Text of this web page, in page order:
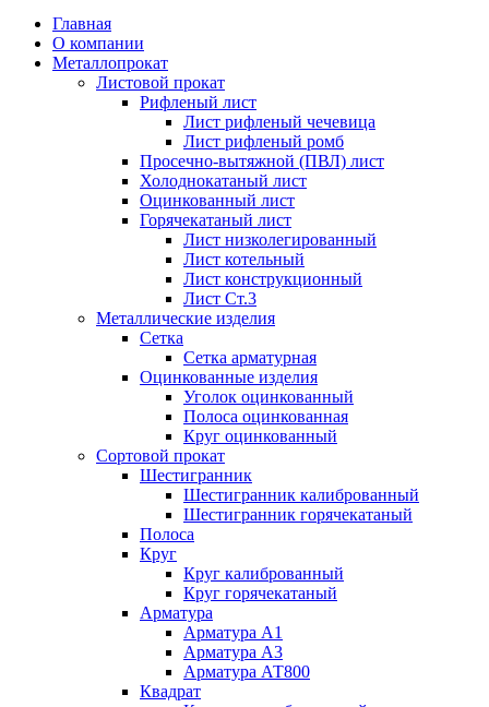
Главная
О компании
Металлопрокат
Листовой прокат
Рифленый лист
Лист рифленый чечевица
Лист рифленый ромб
Просечно-вытяжной (ПВЛ) лист
Холоднокатаный лист
Оцинкованный лист
Горячекатаный лист
Лист низколегированный
Лист котельный
Лист конструкционный
Лист Ст.3
Металлические изделия
Сетка
Сетка арматурная
Оцинкованные изделия
Уголок оцинкованный
Полоса оцинкованная
Круг оцинкованный
Сортовой прокат
Шестигранник
Шестигранник калиброванный
Шестигранник горячекатаный
Полоса
Круг
Круг калиброванный
Круг горячекатаный
Арматура
Арматура А1
Арматура А3
Арматура АТ800
Квадрат